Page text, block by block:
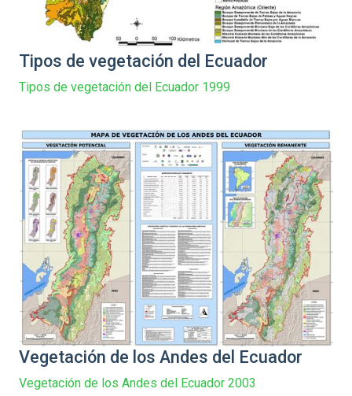
Tipos de vegetación del Ecuador
Tipos de vegetación del Ecuador 1999
Vegetación de los Andes del Ecuador
Vegetación de los Andes del Ecuador 2003